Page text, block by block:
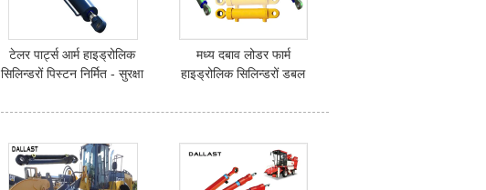
टेलर पार्ट्स आर्म हाइड्रोलिक
सिलिन्डरों पिस्टन निर्मित - सुरक्षा
मध्य दबाव लोडर फार्म
हाइड्रोलिक सिलिन्डरों डबल